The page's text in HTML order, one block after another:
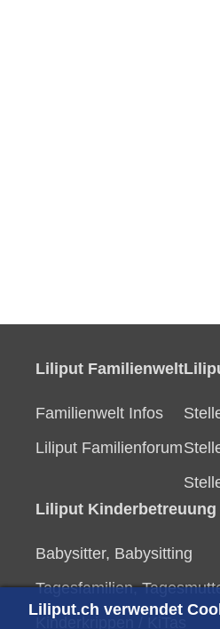
Liliput Familienwelt
Familienwelt Infos
Liliput Familienforum
Liliput Kinderbetreuung
Babysitter, Babysitting
Tagesfamilien,
Kinderkrippen / KiTas
Liliput.ch verwendet